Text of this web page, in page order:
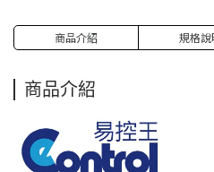
商品介紹 規格說
商品介紹